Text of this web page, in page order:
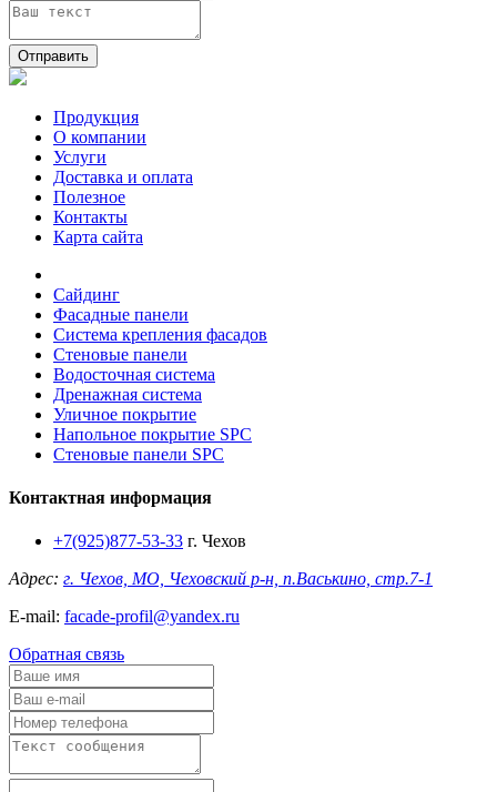
Отправить
Продукция
О компании
Услуги
Доставка и оплата
Полезное
Контакты
Карта сайта
Сайдинг
Фасадные панели
Система крепления фасадов
Стеновые панели
Водосточная система
Дренажная система
Уличное покрытие
Напольное покрытие SPC
Стеновые панели SPC
Контактная информация
+7(925)877-53-33 г. Чехов
Адрес: г. Чехов, МО, Чеховский р-н, п.Васькино, стр.7-1
E-mail: facade-profil@yandex.ru
Обратная связь